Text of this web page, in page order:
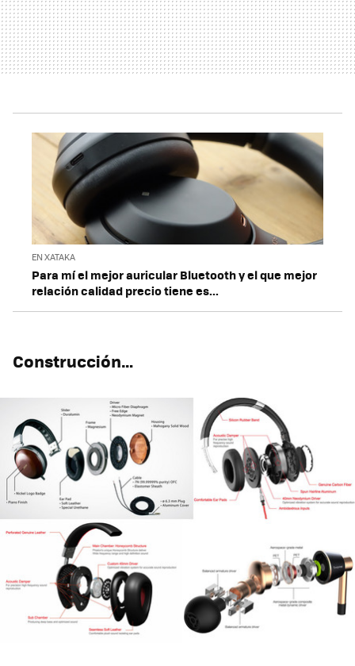
EN XATAKA
Para mí el mejor auricular Bluetooth y el que mejor
relación calidad precio tiene es...
Construcción…